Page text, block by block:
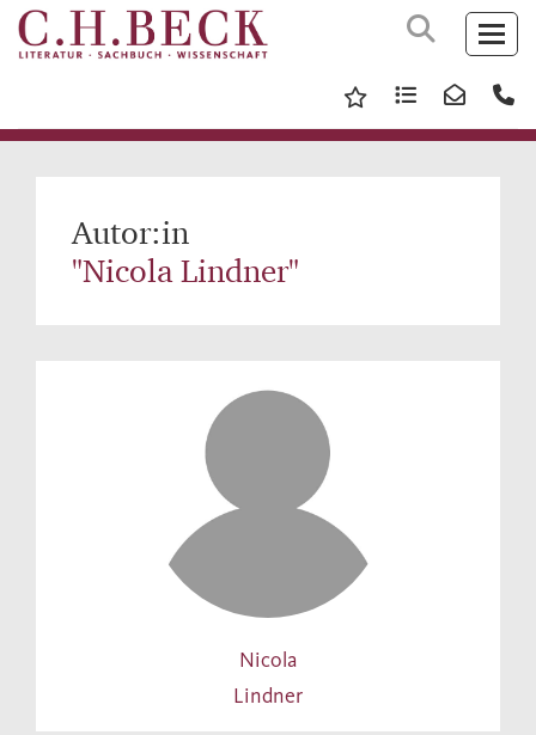
Autor:in
"Nicola Lindner"
Nicola
Lindner